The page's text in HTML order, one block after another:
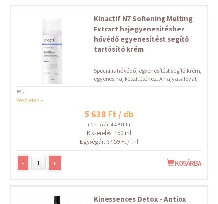
Kinactif N7 Softening Melting
Extract hajegyenesítéshez
hővédő egyenesítést segítő
tartósító krém
Speciális hővédő, egyenesítést segítő krém,
egyenes haj készítéséhez. A hajvasalóval,
és...
Részletek »
5 638 Ft / db
( Nettó ár: 4 439 Ft )
Kiszerelés: 150 ml
Egységár: 37.59 Ft / ml
- + KOSÁRBA
Kinessences Detox - Antiox